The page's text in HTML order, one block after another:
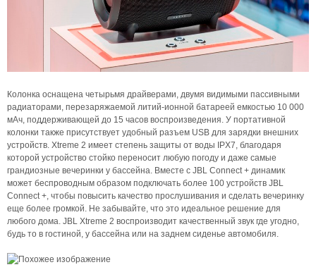
Колонка оснащена четырьмя драйверами, двумя видимыми пассивными
радиаторами, перезаряжаемой литий-ионной батареей емкостью 10 000
мАч, поддерживающей до 15 часов воспроизведения. У портативной
колонки также присутствует удобный разъем USB для зарядки внешних
устройств. Xtreme 2 имеет степень защиты от воды IPX7, благодаря
которой устройство стойко переносит любую погоду и даже самые
грандиозные вечеринки у бассейна. Вместе с JBL Connect + динамик
может беспроводным образом подключать более 100 устройств JBL
Connect +, чтобы повысить качество прослушивания и сделать вечеринку
еще более громкой. Не забывайте, что это идеальное решение для
любого дома. JBL Xtreme 2 воспроизводит качественный звук где угодно,
будь то в гостиной, у бассейна или на заднем сиденье автомобиля.